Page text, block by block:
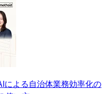
による自治体業務効率化の